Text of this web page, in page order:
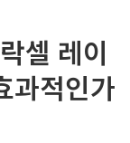
셀 레이
과적인가